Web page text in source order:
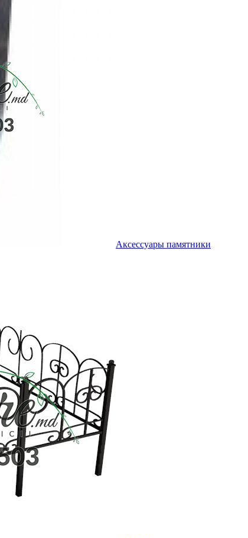
Аксессуары памятники